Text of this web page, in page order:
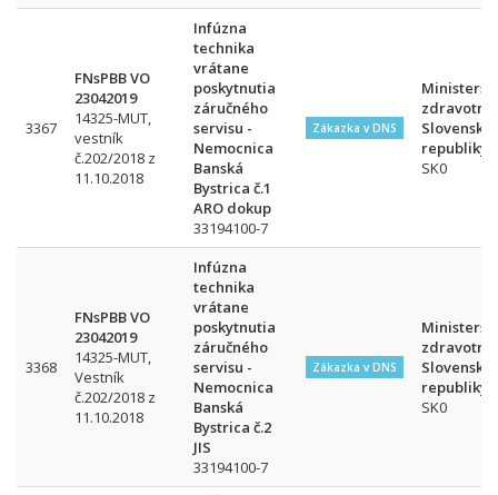
3367
FNsPBB VO
23042019
14325-MUT,
vestník
č.202/2018 z
11.10.2018
Infúzna
technika
vrátane
poskytnutia
záručného
servisu -
Nemocnica
Banská
Bystrica č.1
ARO dokup
33194100-7
Zákazka v DNS
Slovenskej
republiky
SK0
3368
FNsPBB VO
23042019
14325-MUT,
Vestník
č.202/2018 z
11.10.2018
Infúzna
technika
vrátane
poskytnutia
záručného
servisu -
Nemocnica
Banská
Bystrica č.2
JIS
33194100-7
Zákazka v DNS
Slovenskej
republiky
SK0